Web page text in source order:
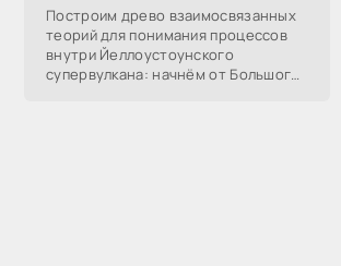
Построим древо взаимосвязанных
теорий для понимания процессов
внутри Йеллоустоунского
супервулкана: начнём от Большого